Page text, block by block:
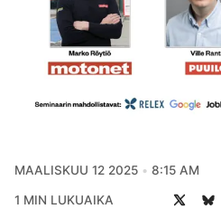
MAALISKUU 12 2025 8:15 AM
1 MIN LUKUAIKA